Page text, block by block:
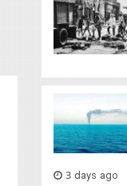
3 days ago